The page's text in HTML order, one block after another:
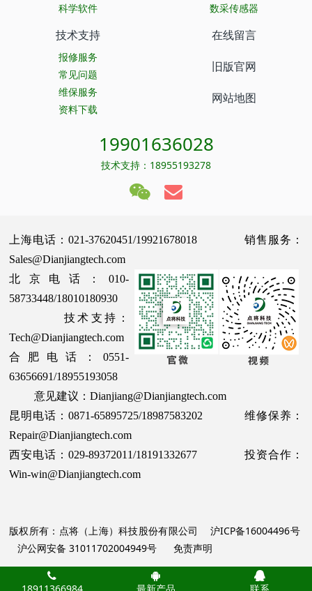
科学软件
数采传感器
技术支持
报修服务
常见问题
维保服务
资料下载
在线留言
旧版官网
网站地图
19901636028
技术支持：18955193278
上海电话：021-37620451/19921678018 销售服务：
Sales@Dianjiangtech.com
北京电话：010-
58733448/18010180930
技术支持：
Tech@Dianjiangtech.com
合肥电话：0551-
63656691/18955193058
意见建议：Dianjiang@Dianjiangtech.com
昆明电话：0871-65895725/18987583202 维修保养：
Repair@Dianjiangtech.com
西安电话：029-89372011/18191332677 投资合作：
Win-win@Dianjiangtech.com
版权所有：点将（上海）科技股份有限公司 沪ICP备16004496号
沪公网安备 31011702004949号
免责声明